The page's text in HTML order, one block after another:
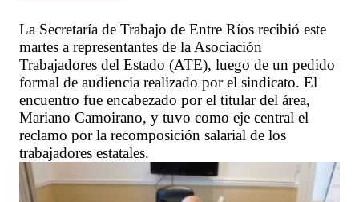
La Secretaría de Trabajo de Entre Ríos recibió este
martes a representantes de la Asociación
Trabajadores del Estado (ATE), luego de un pedido
formal de audiencia realizado por el sindicato. El
encuentro fue encabezado por el titular del área,
Mariano Camoirano, y tuvo como eje central el
reclamo por la recomposición salarial de los
trabajadores estatales.